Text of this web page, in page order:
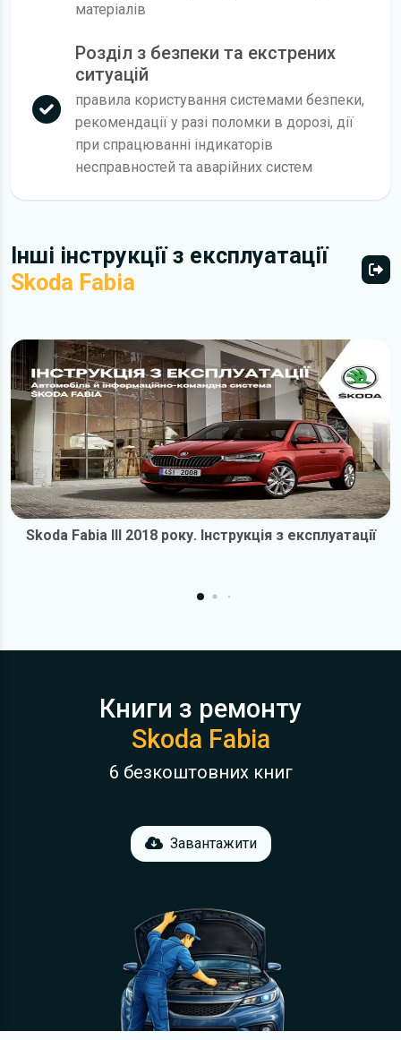
матеріалів
Розділ з безпеки та екстрених
ситуацій
правила користування системами безпеки,
рекомендації у разі поломки в дорозі, дії
при спрацюванні індикаторів
несправностей та аварійних систем
Інші інструкції з експлуатації
Skoda Fabia
Всі
Skoda Fabia III 2018 року. Інструкція з експлуатації
Книги з ремонту
Skoda Fabia
6 безкоштовних книг
Завантажити